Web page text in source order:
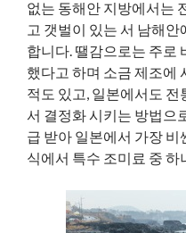
없는 동해안 지방에서는
고 갯벌이 있는 서 남해
합니다. 땔감으로는 주로
했다고 하며 소금 제조에
적도 있고, 일본에서도
서 결정화 시키는 방법으
급 받아 일본에서 가장 비
식에서 특수 조미료 중 하